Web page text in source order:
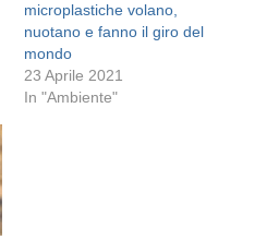
microplastiche volano,
nuotano e fanno il giro del
mondo
23 Aprile 2021
In "Ambiente"